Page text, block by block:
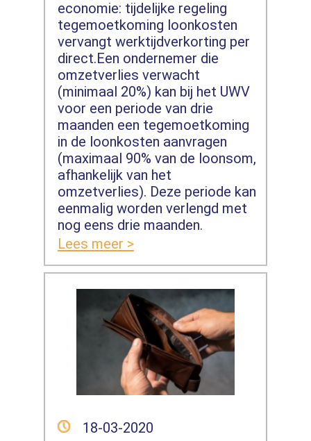
economie: tijdelijke regeling
tegemoetkoming loonkosten
vervangt werktijdverkorting per
direct.Een ondernemer die
omzetverlies verwacht
(minimaal 20%) kan bij het UWV
voor een periode van drie
maanden een tegemoetkoming
in de loonkosten aanvragen
(maximaal 90% van de loonsom,
afhankelijk van het
omzetverlies). Deze periode kan
eenmalig worden verlengd met
nog eens drie maanden.
Lees meer >
18-03-2020